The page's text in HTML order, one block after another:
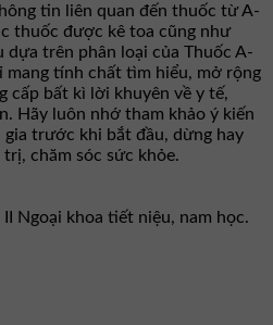
tin liên quan đến thuốc từ A-
thuốc được kê toa cũng như
dựa trên phân loại của Thuốc A-
tính chất tìm hiểu, mở rộng
cấp bất kì lời khuyên về y tế,
Hãy luôn nhớ tham khảo ý kiến
gia trước khi bắt đầu, dừng hay
chăm sóc sức khỏe.
Ngoại khoa tiết niệu, nam học.